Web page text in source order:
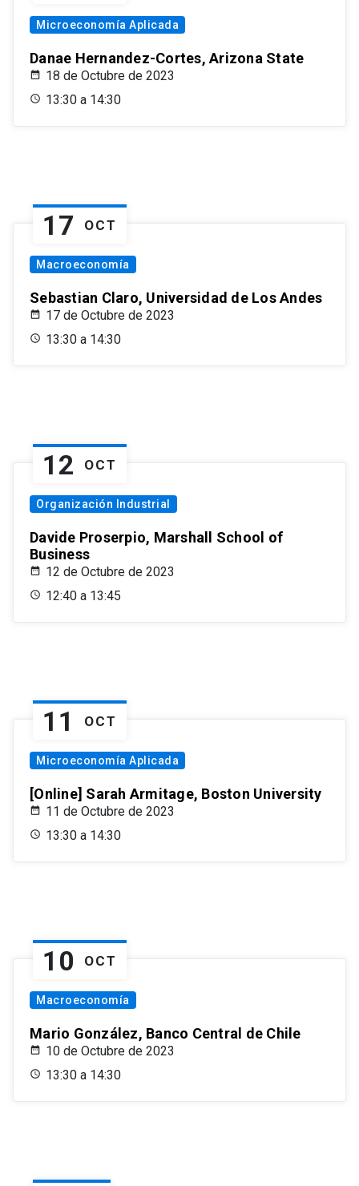
Microeconomía Aplicada
Danae Hernandez-Cortes, Arizona State
18 de Octubre de 2023
13:30 a 14:30
17 OCT
Macroeconomía
Sebastian Claro, Universidad de Los Andes
17 de Octubre de 2023
13:30 a 14:30
12 OCT
Organización Industrial
Davide Proserpio, Marshall School of
Business
12 de Octubre de 2023
12:40 a 13:45
11 OCT
Microeconomía Aplicada
[Online] Sarah Armitage, Boston University
11 de Octubre de 2023
13:30 a 14:30
10 OCT
Macroeconomía
Mario González, Banco Central de Chile
10 de Octubre de 2023
13:30 a 14:30